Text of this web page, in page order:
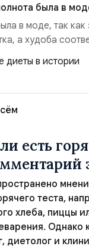
была в
в моде, так как
а худоба
бедности или
в первую
и формы
этого зависит
в 1400–1700
есть
теста,
хлеба, пиццы
Однако
диетолог и